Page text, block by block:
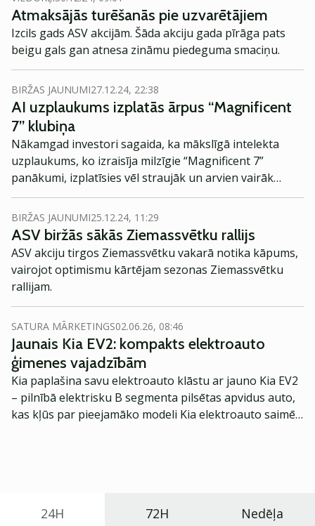
Atmaksājās turēšanās pie uzvarētājiem
Izcils gads ASV akcijām. Šāda akciju gada pīrāga pats
beigu gals gan atnesa zināmu piedeguma smaciņu.
BIRŽAS JAUNUMI27.12.24, 22:38
AI uzplaukums izplatās ārpus “Magnificent
7” klubiņa
Nākamgad investori sagaida, ka mākslīgā intelekta
uzplaukums, ko izraisīja milzīgie “Magnificent 7”
panākumi, izplatīsies vēl straujāk un arvien vairāk
sasniegs citus sektorus, piemēram, komunālo
pakalpojumu un programmatūras uzņēmumus, kuru
pakalpojumi ir nepieciešami tehnoloģiju gigantiem.
BIRŽAS JAUNUMI25.12.24, 11:29
ASV biržās sākās Ziemassvētku rallijs
ASV akciju tirgos Ziemassvētku vakarā notika kāpums,
vairojot optimismu kārtējam sezonas Ziemassvētku
rallijam.
SATURA MĀRKETINGS02.06.26, 08:46
Jaunais Kia EV2: kompakts elektroauto
ģimenes vajadzībām
Kia paplašina savu elektroauto klāstu ar jauno Kia EV2
– pilnībā elektrisku B segmenta pilsētas apvidus auto,
kas kļūs par pieejamāko modeli Kia elektroauto saimē
24H 72H Nedēļa